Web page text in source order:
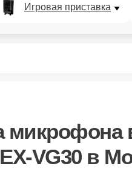
Игровая приставка
микрофона
VG30 в